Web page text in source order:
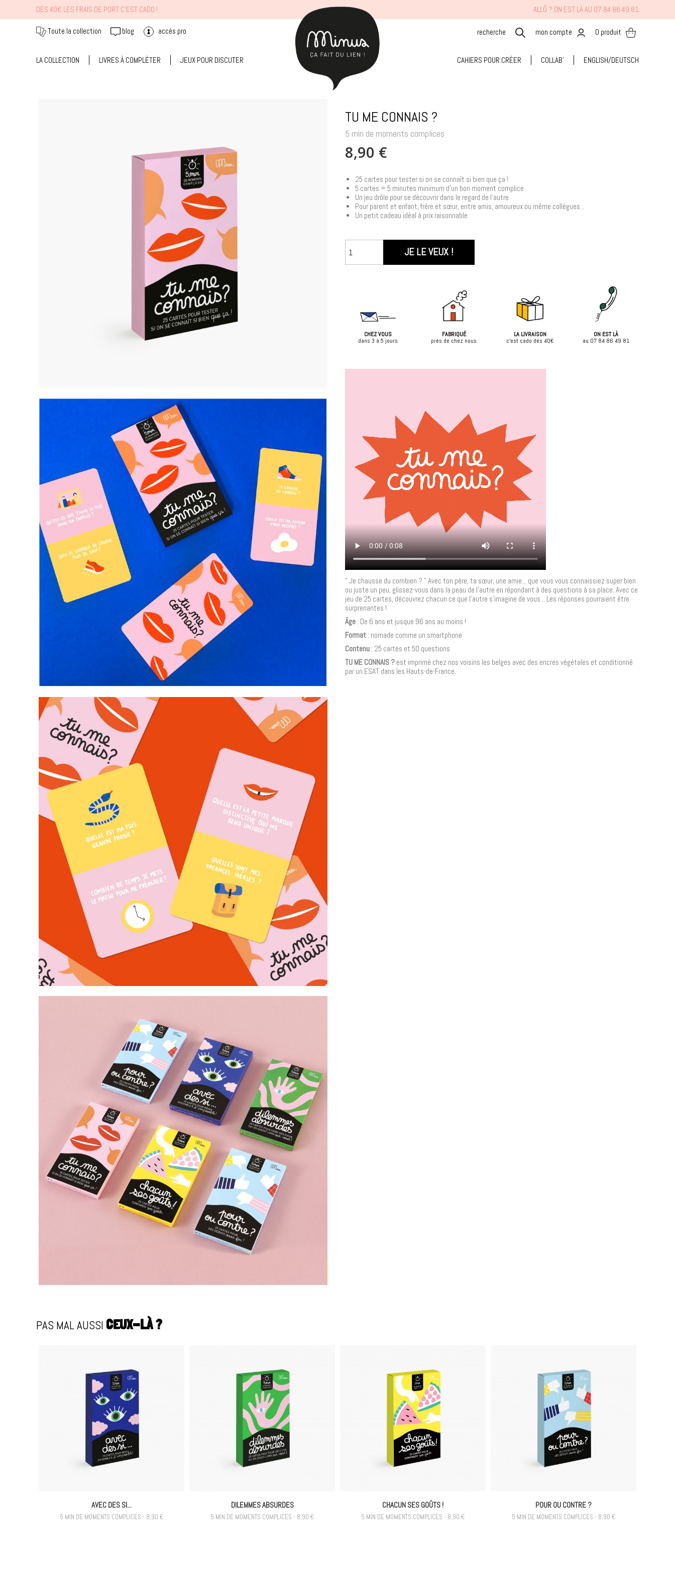
DÈS 40€ LES FRAIS DE PORT C'EST CADO ! ALLÔ ? ON EST LÀ AU 07 84 86 49 81
Toute la collection blog accès pro mon compte 0 produit
LA COLLECTION LIVRES À COMPLÉTER JEUX POUR DISCUTER ENGLISH/DEUTSCH
COLLAB'
CAHIERS POUR CRÉER
TU ME CONNAIS ?
5 min de moments complices
8,90 €
25 cartes pour tester si on se connaît si bien que ça !
5 cartes = 5 minutes minimum d'un bon moment complice
Un jeu drôle pour se découvrir dans le regard de l'autre
Pour parent et enfant, frère et sœur, entre amis, amoureux ou même collègues...
Un petit cadeau idéal à prix raisonnable
JE LE VEUX !
CHEZ VOUS
dans 3 à 5 jours
FABRIQUÉ
près de chez nous
LA LIVRAISON
c'est cado dès 40€
ON EST LÀ
au 07 84 86 49 81
" Je chausse du combien ? " Avec ton père, ta sœur, une amie... que vous vous connaissiez super bien
ou juste un peu, glissez-vous dans la peau de l'autre en répondant à des questions à sa place. Avec ce
jeu de 25 cartes, découvrez chacun ce que l'autre s'imagine de vous... Les réponses pourraient être
surprenantes !
Âge : De 6 ans et jusque 96 ans au moins !
Format : nomade comme un smartphone
Contenu : 25 cartes et 50 questions
TU ME CONNAIS ? est imprimé chez nos voisins les belges avec des encres végétales et conditionné
par un ESAT dans les Hauts-de-France.
PAS MAL AUSSI CEUX-LÀ ?
AVEC DES SI...
5 MIN DE MOMENTS COMPLICES - 8,90 €
DILEMMES ABSURDES
5 MIN DE MOMENTS COMPLICES - 8,90 €
CHACUN SES GOÛTS !
5 MIN DE MOMENTS COMPLICES - 8,90 €
POUR OU CONTRE ?
5 MIN DE MOMENTS COMPLICES - 8,90 €